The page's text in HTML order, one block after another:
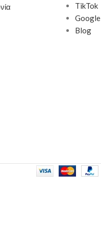
TikTok
Google
Blog